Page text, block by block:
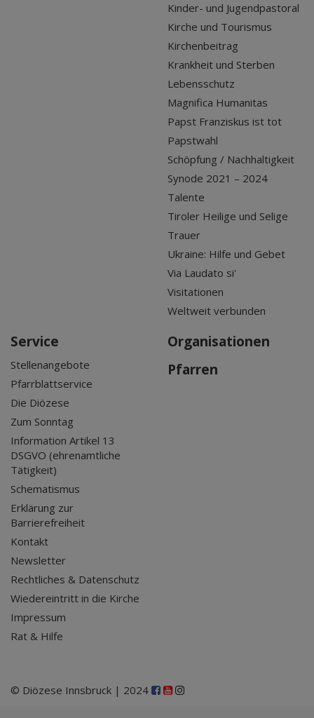
Kinder- und Jugendpastoral
Kirche und Tourismus
Kirchenbeitrag
Krankheit und Sterben
Lebensschutz
Magnifica Humanitas
Papst Franziskus ist tot
Papstwahl
Schöpfung / Nachhaltigkeit
Synode 2021 – 2024
Talente
Tiroler Heilige und Selige
Trauer
Ukraine: Hilfe und Gebet
Via Laudato si'
Visitationen
Weltweit verbunden
Service
Stellenangebote
Pfarrblattservice
Die Diözese
Zum Sonntag
Information Artikel 13
DSGVO (ehrenamtliche
Tätigkeit)
Schematismus
Erklärung zur
Barrierefreiheit
Kontakt
Newsletter
Rechtliches & Datenschutz
Wiedereintritt in die Kirche
Impressum
Rat & Hilfe
Organisationen
Pfarren
© Diözese Innsbruck | 2024